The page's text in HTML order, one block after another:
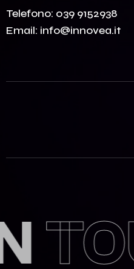
Telefono: 039 9152938
Email: info@innovea.it